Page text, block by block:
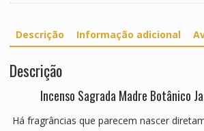
Descrição Informação adicional
Descrição
Incenso Sagrada Madre Botânico
Há fragrâncias que parecem nascer